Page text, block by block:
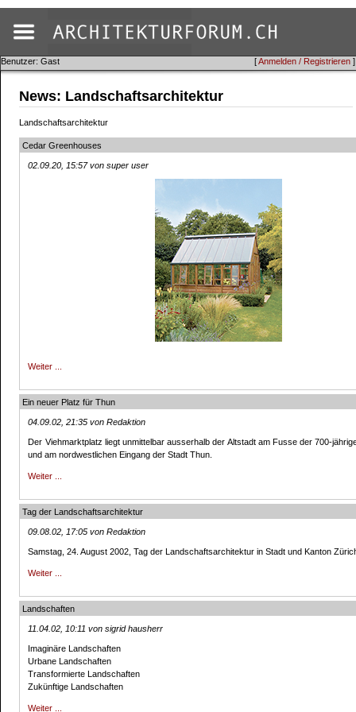
[Anmelden / Registrieren ]
Benutzer: Gast
News: Landschaftsarchitektur
Landschaftsarchitektur
Cedar Greenhouses
02.09.20, 15:57 von super user
Weiter ...
Ein neuer Platz für Thun
04.09.02, 21:35 von Redaktion
Der Viehmarktplatz liegt unmittelbar ausserhalb der Altstadt am Fusse der 700-
und am nordwestlichen Eingang der Stadt Thun.
Weiter ...
Tag der Landschaftsarchitektur
09.08.02, 17:05 von Redaktion
Samstag, 24. August 2002, Tag der Landschaftsarchitektur in Stadt und Kanton
Weiter ...
Landschaften
11.04.02, 10:11 von sigrid hausherr
Imaginäre Landschaften
Urbane Landschaften
Transformierte Landschaften
Zukünftige Landschaften
Weiter ...